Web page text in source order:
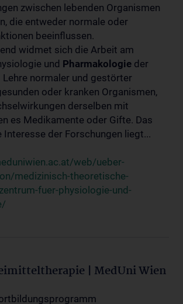
zwischen lebenden Organismen
die entweder normale oder
beeinflussen.
widmet sich die Arbeit am
und Pharmakologie der
Lehre normaler und gestörter
oder kranken Organismen,
derselben mit
es Medikamente oder Gifte. Das
Interesse der Forschungen liegt...
web/ueber-
medizinisch-theoretische-
fuer-physiologie-und-
| MedUni Wien